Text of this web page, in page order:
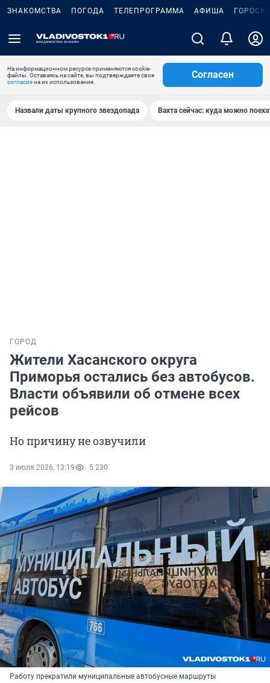
ЗНАКОМСТВА ПОГОДА ТЕЛЕПРОГРАММА АФИША
На информационном ресурсе применяются cookie-
файлы. Оставаясь на сайте, вы подтверждаете свое
согласиена их использование.
Согласен
Назвали даты крупного звездопада Вахта сейчас: куда можно
ГОРОД
Жители Хасанского округа
Приморья остались без автобусов.
Власти объявили об отмене всех
рейсов
Но причину не озвучили
3 июля 2026, 13:19 5 230
Работу прекратили муниципальные автобусные маршруты